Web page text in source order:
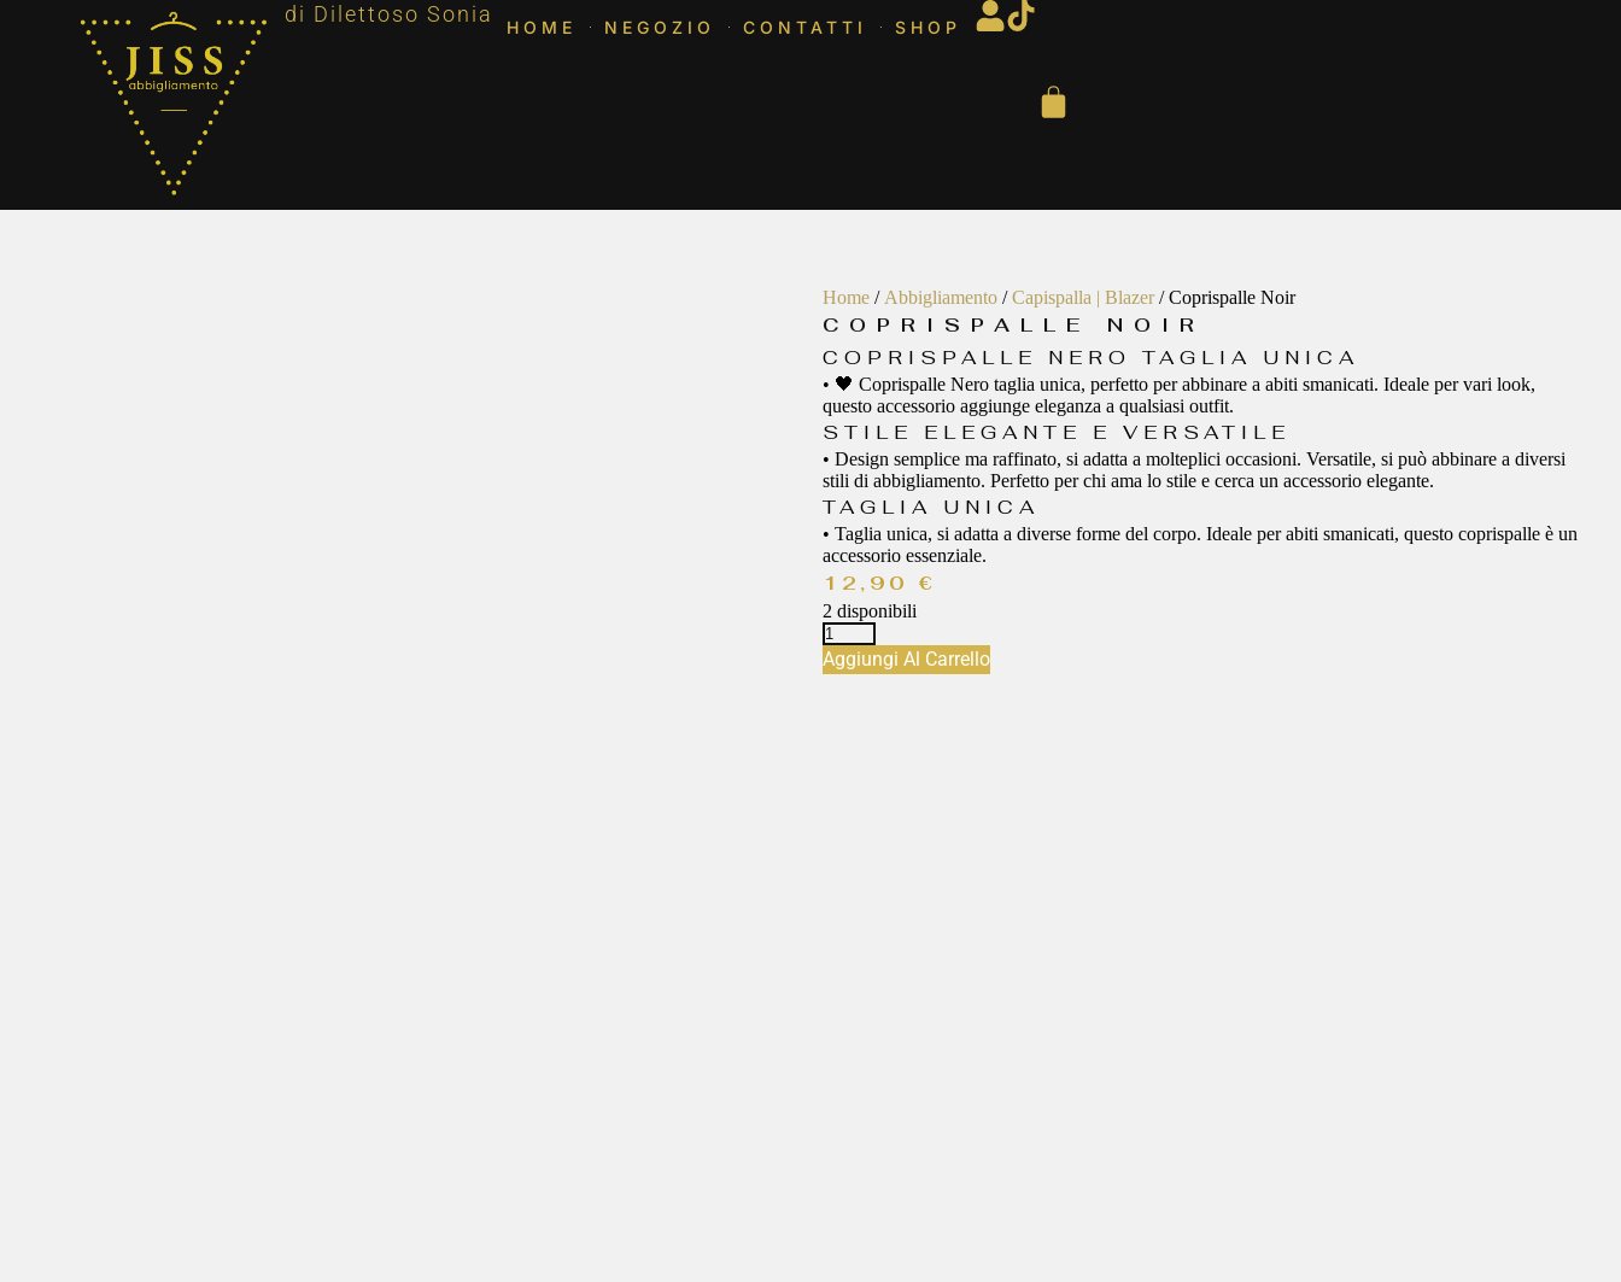
di Dilettoso Sonia
HOME NEGOZIO CONTATTI SHOP
Home / Abbigliamento /Capispalla | Blazer/ Coprispalle Noir
COPRISPALLE NOIR
COPRISPALLE NERO TAGLIA UNICA
• 🖤 Coprispalle Nero taglia unica, perfetto per abbinare a abiti smanicati. Ideale per vari look,
questo accessorio aggiunge eleganza a qualsiasi outfit.
STILE ELEGANTE E VERSATILE
• Design semplice ma raffinato, si adatta a molteplici occasioni. Versatile, si può abbinare a diversi
stili di abbigliamento. Perfetto per chi ama lo stile e cerca un accessorio elegante.
TAGLIA UNICA
• Taglia unica, si adatta a diverse forme del corpo. Ideale per abiti smanicati, questo coprispalle è un
accessorio essenziale.
12,90 €
2 disponibili
Aggiungi Al Carrello